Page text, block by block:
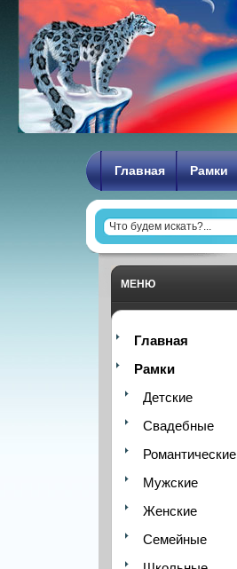
Главная Рамки
МЕНЮ
Главная
Рамки
Детские
Свадебные
Романтические
Мужские
Женские
Семейные